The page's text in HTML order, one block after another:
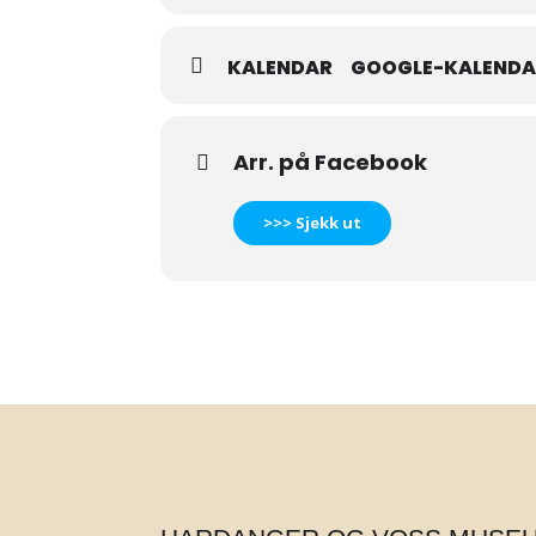
KALENDAR GOOGLE-
Arr. på Facebook
>>> Sjekk ut